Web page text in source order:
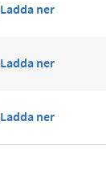
Ladda ner
Ladda ner
Ladda ner